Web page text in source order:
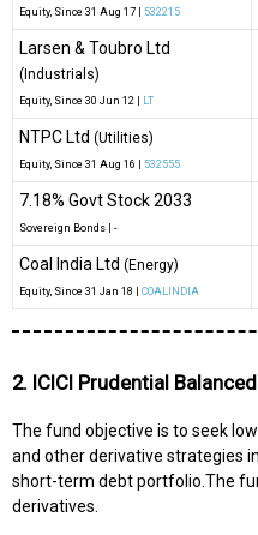
Equity , Since 31 Aug 17 | 532215
Larsen & Toubro Ltd
(Industrials)
Equity , Since 30 Jun 12 | LT
NTPC Ltd (Utilities)
Equity , Since 31 Aug 16 | 532555
7.18% Govt Stock 2033
Sovereign Bonds -
Coal India Ltd (Energy)
Equity , Since 31 Jan 18 | COALINDIA
2. ICICI Prudential
The fund objective is to seek
and other derivative strategies
short-term debt portfolio.The
derivatives.